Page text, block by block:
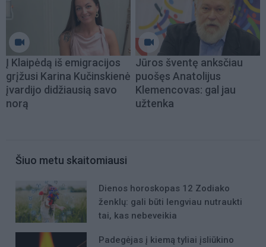
Į Klaipėdą iš emigracijos
grįžusi Karina Kučinskienė
įvardijo didžiausią savo
norą
Jūros šventę anksčiau
puošęs Anatolijus
Klemencovas: gal jau
užtenka
Šiuo metu skaitomiausi
Dienos horoskopas 12 Zodiako
ženklų: gali būti lengviau nutraukti
tai, kas nebeveikia
Padegėjas į kiemą tyliai įsliūkino